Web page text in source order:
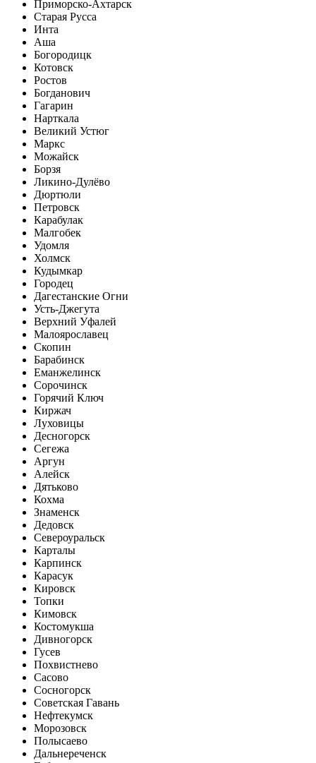
Приморско-Ахтарск
Старая Русса
Инта
Аша
Богородицк
Котовск
Ростов
Богданович
Гагарин
Нарткала
Великий Устюг
Маркс
Можайск
Борзя
Ликино-Дулёво
Дюртюли
Петровск
Карабулак
Малгобек
Удомля
Холмск
Кудымкар
Городец
Дагестанские Огни
Усть-Джегута
Верхний Уфалей
Малоярославец
Скопин
Барабинск
Еманжелинск
Сорочинск
Горячий Ключ
Киржач
Луховицы
Десногорск
Сегежа
Аргун
Алейск
Дятьково
Кохма
Знаменск
Дедовск
Североуральск
Карталы
Карпинск
Карасук
Кировск
Топки
Кимовск
Костомукша
Дивногорск
Гусев
Похвистнево
Сасово
Сосногорск
Советская Гавань
Нефтекумск
Морозовск
Полысаево
Дальнереченск